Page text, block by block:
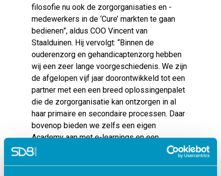
filosofie nu ook de zorgorganisaties en -
medewerkers in de ‘Cure’ markten te gaan
bedienen”, aldus COO Vincent van
Staalduinen. Hij vervolgt: “Binnen de
ouderenzorg en gehandicaptenzorg hebben
wij een zeer lange voorgeschiedenis. We zijn
de afgelopen vijf jaar doorontwikkeld tot een
partner met een een breed oplossingenpalet
die de zorgorganisatie kan ontzorgen in al
haar primaire en secondaire processen. Daar
bovenop bieden we zelfs een eigen
Academy aan mete-learningsen een
Business Intelligence
suite om de bestuurder